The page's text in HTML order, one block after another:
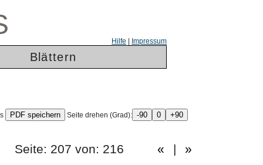
Hilfe Impressum
Blättern
Seite drehen (Grad):
Seite: 207 von: 216 « | »